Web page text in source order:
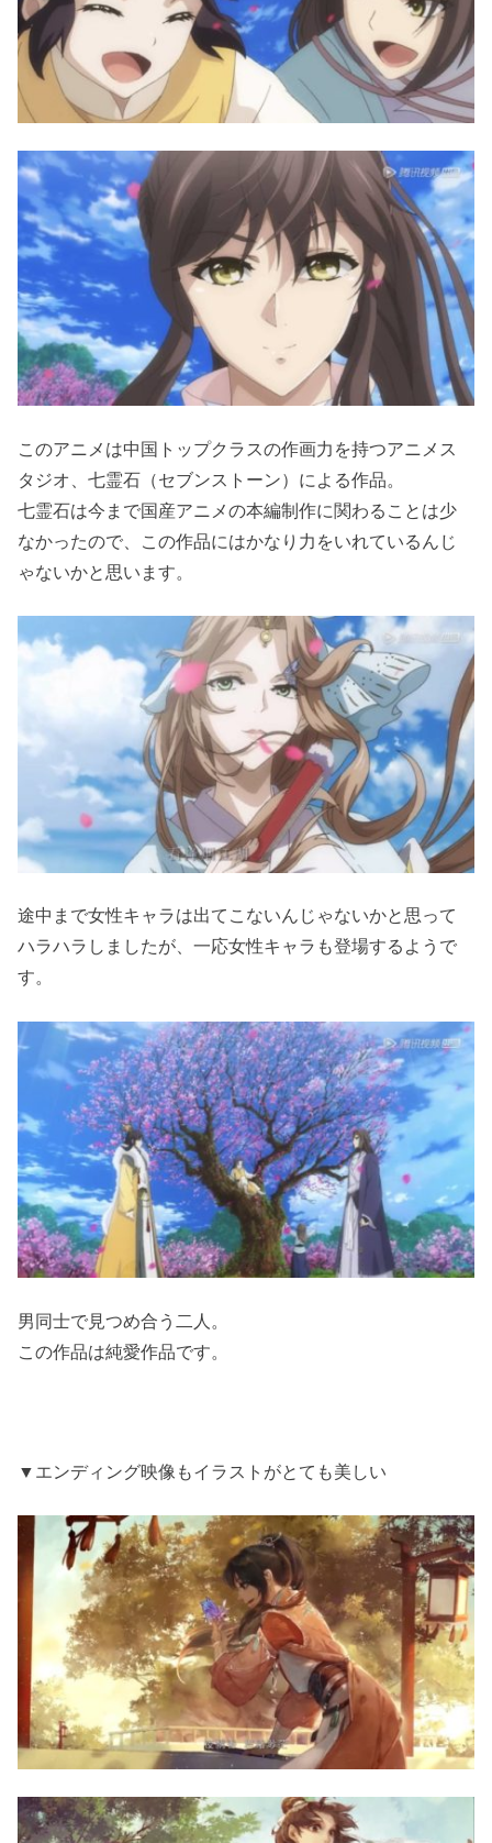
このアニメは中国トップクラスの作画力を持つアニメス
タジオ、七霊石（セブンストーン）による作品。
七霊石は今まで国産アニメの本編制作に関わることは少
なかったので、この作品にはかなり力をいれているんじ
ゃないかと思います。
途中まで女性キャラは出てこないんじゃないかと思って
ハラハラしましたが、一応女性キャラも登場するようで
す。
男同士で見つめ合う二人。
この作品は純愛作品です。
▼エンディング映像もイラストがとても美しい